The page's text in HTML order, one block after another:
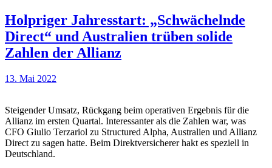
Holpriger Jahresstart: „Schwächelnde
Direct“ und Australien trüben solide
Zahlen der Allianz
13. Mai 2022
Steigender Umsatz, Rückgang beim operativen Ergebnis für die
Allianz im ersten Quartal. Interessanter als die Zahlen war, was
CFO Giulio Terzariol zu Structured Alpha, Australien und Allianz
Direct zu sagen hatte. Beim Direktversicherer hakt es speziell in
Deutschland.